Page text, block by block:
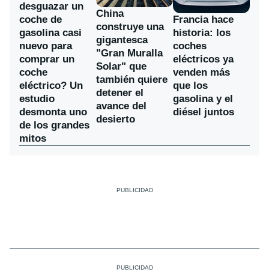
desguazar un
coche de
gasolina casi
nuevo para
comprar un
coche
eléctrico? Un
estudio
desmonta uno
de los grandes
mitos
China
construye una
gigantesca
"Gran Muralla
Solar" que
también quiere
detener el
avance del
desierto
Francia hace
historia: los
coches
eléctricos ya
venden más
que los
gasolina y el
diésel juntos